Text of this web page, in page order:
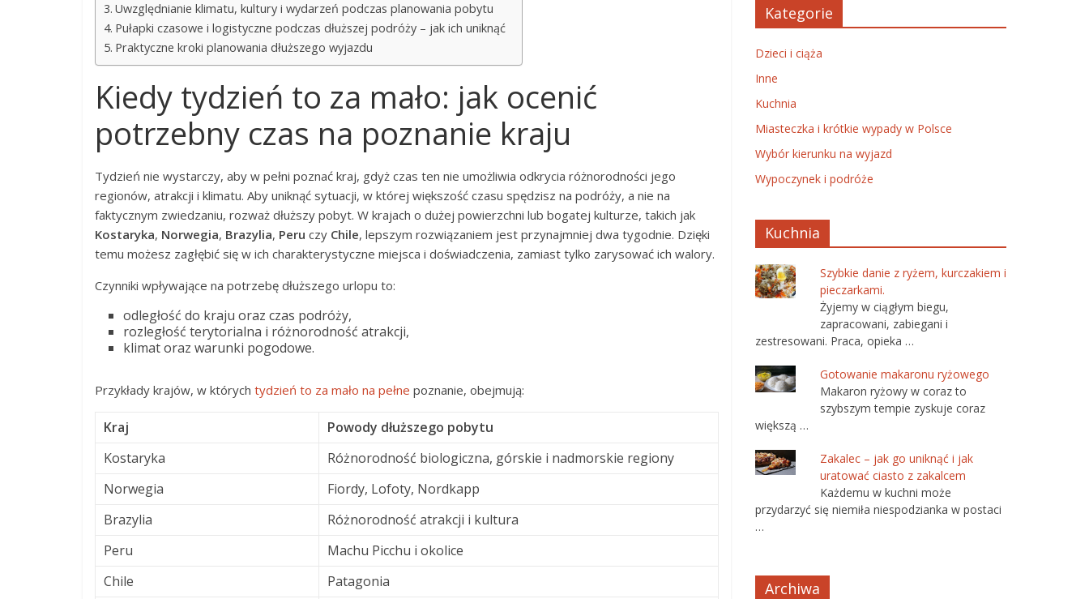
Uwzględnianie klimatu, kultury i wydarzeń podczas planowania pobytu
Pułapki czasowe i logistyczne podczas dłuższej podróży – jak ich uniknąć
Praktyczne kroki planowania dłuższego wyjazdu
Kiedy tydzień to za mało: jak ocenić
potrzebny czas na poznanie kraju
Tydzień nie wystarczy, aby w pełni poznać kraj, gdyż czas ten nie umożliwia odkrycia różnorodności jego
regionów, atrakcji i klimatu. Aby uniknąć sytuacji, w której większość czasu spędzisz na podróży, a nie na
faktycznym zwiedzaniu, rozważ dłuższy pobyt. W krajach o dużej powierzchni lub bogatej kulturze, takich jak
Kostaryka, Norwegia, Brazylia, Peru czy Chile, lepszym rozwiązaniem jest przynajmniej dwa tygodnie. Dzięki
temu możesz zagłębić się w ich charakterystyczne miejsca i doświadczenia, zamiast tylko zarysować ich walory.
Czynniki wpływające na potrzebę dłuższego urlopu to:
odległość do kraju oraz czas podróży,
rozległość terytorialna i różnorodność atrakcji,
klimat oraz warunki pogodowe.
Przykłady krajów, w których tydzień to za mało na pełne poznanie, obejmują:
Kraj
Powody dłuższego pobytu
Kostaryka
Różnorodność biologiczna, górskie i nadmorskie regiony
Norwegia
Fiordy, Lofoty, Nordkapp
Brazylia
Różnorodność atrakcji i kultura
Peru
Machu Picchu i okolice
Chile
Patagonia
Kategorie
Dzieci i ciąża
Inne
Kuchnia
Miasteczka i krótkie wypady w Polsce
Wybór kierunku na wyjazd
Wypoczynek i podróże
Kuchnia
Szybkie danie z ryżem, kurczakiem i
pieczarkami.
Żyjemy w ciągłym biegu,
zapracowani, zabiegani i
zestresowani. Praca, opieka …
Gotowanie makaronu ryżowego
Makaron ryżowy w coraz to
szybszym tempie zyskuje coraz
większą …
Zakalec – jak go uniknąć i jak
uratować ciasto z zakalcem
Każdemu w kuchni może
przydarzyć się niemiła niespodzianka w postaci
…
Archiwa